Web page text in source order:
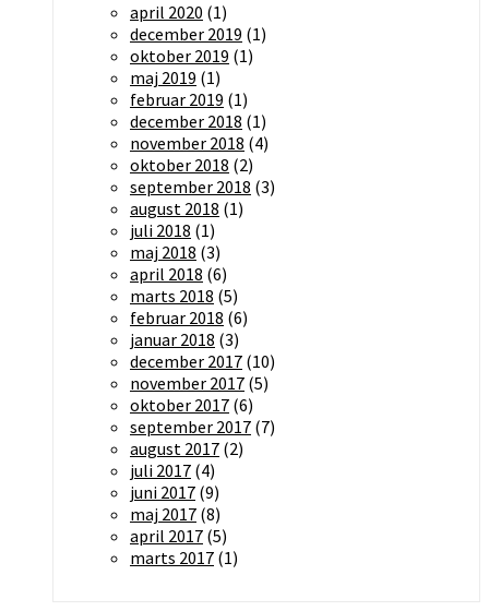
april 2020 (1)
december 2019 (1)
oktober 2019 (1)
maj 2019 (1)
februar 2019 (1)
december 2018 (1)
november 2018 (4)
oktober 2018 (2)
september 2018 (3)
august 2018 (1)
juli 2018 (1)
maj 2018 (3)
april 2018 (6)
marts 2018 (5)
februar 2018 (6)
januar 2018 (3)
december 2017 (10)
november 2017 (5)
oktober 2017 (6)
september 2017 (7)
august 2017 (2)
juli 2017 (4)
juni 2017 (9)
maj 2017 (8)
april 2017 (5)
marts 2017 (1)